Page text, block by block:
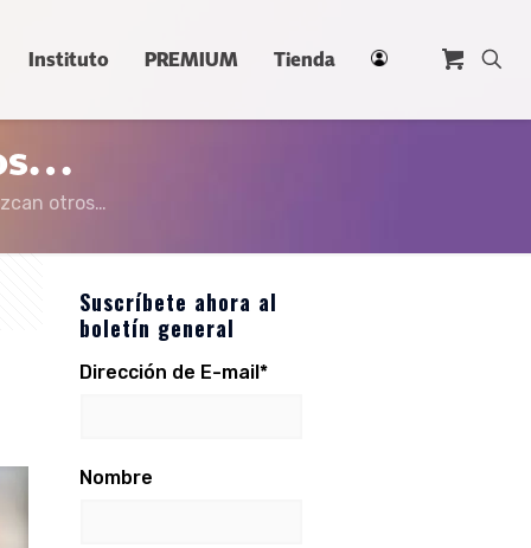
Instituto PREMIUM Tienda
otros…
Suscríbete ahora al
boletín general
Dirección de E-mail*
Nombre